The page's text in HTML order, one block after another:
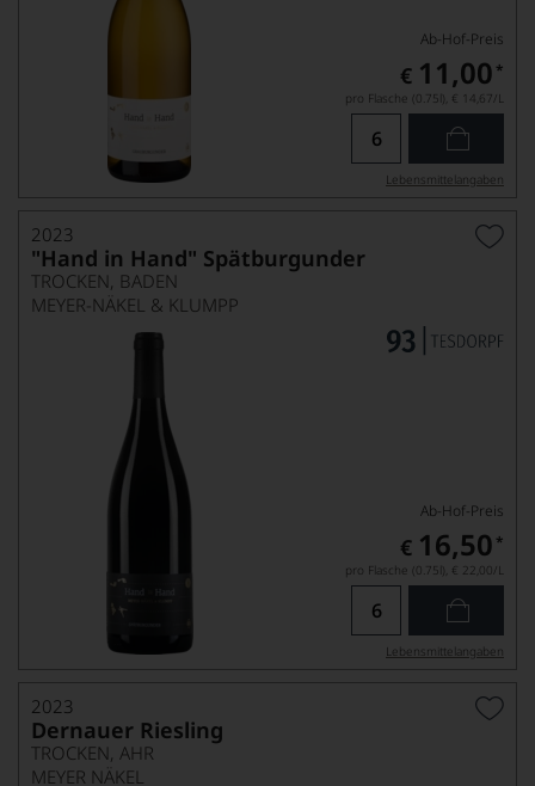
Ab-Hof-Preis
€ 11,00 *
pro Flasche (0.75l), € 14,67/L
Lebensmittel­angaben
2023
"Hand in Hand" Spätburgunder
TROCKEN, BADEN
MEYER-NÄKEL & KLUMPP
Ab-Hof-Preis
€ 16,50 *
pro Flasche (0.75l), € 22,00/L
Lebensmittel­angaben
2023
Dernauer Riesling
TROCKEN, AHR
MEYER NÄKEL